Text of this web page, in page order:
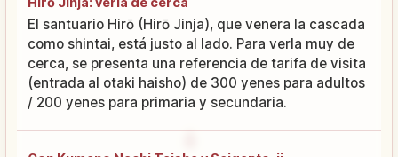
El santuario Hirō (Hirō Jinja), que venera la cascada
como shintai, está justo al lado. Para verla muy de
cerca, se presenta una referencia de tarifa de visita
(entrada al otaki haisho) de 300 yenes para adultos
/ 200 yenes para primaria y secundaria.